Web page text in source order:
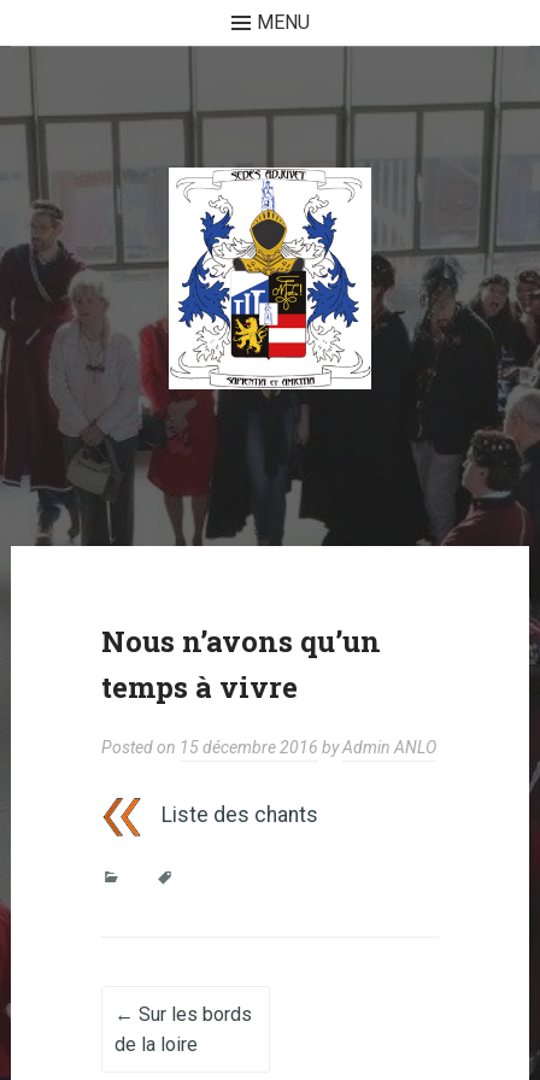
MENU
Nous n’avons qu’un
temps à vivre
Posted on 15 décembre 2016 byAdmin ANLO
Liste des chants
Post navigation
← Sur les bords
de la loire